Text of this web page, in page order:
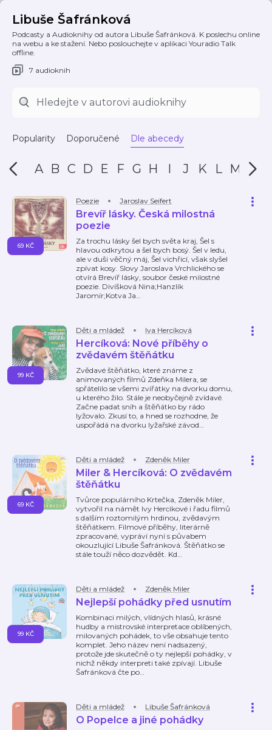
Libuše Šafránková
Podcasty a Audioknihy od autora Libuše Šafránková. K poslechu online
na webu a ke stažení. Nebo poslouchejte v aplikaci Youradio Talk
offline.
7 audioknih
Popularity Doporučené Dle abecedy
A B C D E F G H I J K L M N
Poezie Jaroslav Seifert
Brevíř lásky. Česká milostná
poezie
Za trochu lásky šel bych světa kraj, Šel s
hlavou odkrytou a šel bych bosý. Šel v ledu,
ale v duši věčný máj, Šel vichřicí, však slyšel
zpívat kosy. Slovy Jaroslava Vrchlického se
otvírá Brevíř lásky, soubor české milostné
poezie. Divíšková Nina;Hanzlík
Jaromír;Kotva Ja…
69 KČ
Děti a mládež Iva Hercíková
Hercíková: Nové příběhy o
zvědavém štěňátku
Zvědavé štěňátko, které známe z
animovaných filmů Zdeňka Milera, se
spřátelilo se všemi zvířátky na dvorku domu,
u kterého žilo. Stále je neobyčejně zvídavé.
Začne padat sníh a štěňátko by rádo
lyžovalo. Zkusí to, a hned se rozhodne, že
uspořádá na dvorku lyžařské závod…
99 KČ
Děti a mládež Zdeněk Miler
Miler & Hercíková: O zvědavém
štěňátku
Tvůrce populárního Krtečka, Zdeněk Miler,
vytvořil na námět Ivy Hercíkové i řadu filmů
s dalším roztomilým hrdinou, zvědavým
štěňátkem. Filmové příběhy, literárně
zpracované, vypráví nyní s půvabem
okouzlující Libuše Šafránková. Štěňátko se
stále touží něco dozvědět. Kd…
69 KČ
Děti a mládež Zdeněk Miler
Nejlepší pohádky před usnutím
Kombinaci milých, vlídných hlasů, krásné
hudby a mistrovské interpretace oblíbených,
milovaných pohádek, to vše obsahuje tento
komplet. Jeho název není nadsazený,
protože jde skutečně o ty nejlepší pohádky, v
nichž někdy interpreti také zpívají. Libuše
Šafránková čte po…
99 KČ
Děti a mládež Libuše Šafránková
O Popelce a jiné pohádky